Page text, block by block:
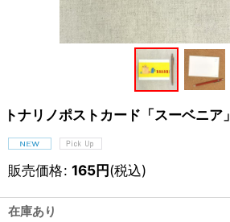
トナリノポストカード「スーベニア」
販売価格: 165円(税込)
在庫あり